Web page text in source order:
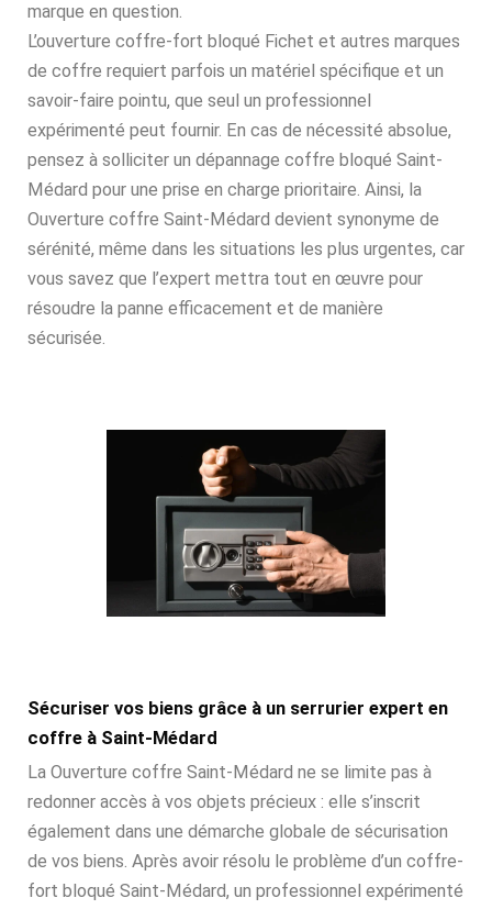
marque en question.
L’ouverture coffre-fort bloqué Fichet et autres marques
de coffre requiert parfois un matériel spécifique et un
savoir-faire pointu, que seul un professionnel
expérimenté peut fournir. En cas de nécessité absolue,
pensez à solliciter un dépannage coffre bloqué Saint-
Médard pour une prise en charge prioritaire. Ainsi, la
Ouverture coffre Saint-Médard devient synonyme de
sérénité, même dans les situations les plus urgentes, car
vous savez que l’expert mettra tout en œuvre pour
résoudre la panne efficacement et de manière
sécurisée.
Sécuriser vos biens grâce à un serrurier expert en
coffre à Saint-Médard
La Ouverture coffre Saint-Médard ne se limite pas à
redonner accès à vos objets précieux : elle s’inscrit
également dans une démarche globale de sécurisation
de vos biens. Après avoir résolu le problème d’un coffre-
fort bloqué Saint-Médard, un professionnel expérimenté